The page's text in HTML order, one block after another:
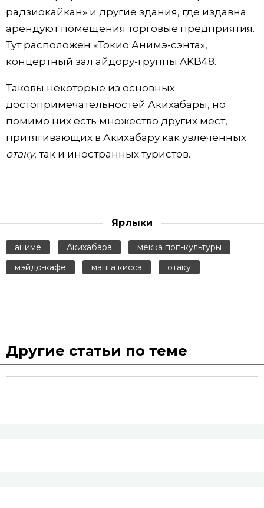
радзиокайкан» и другие здания, где издавна
арендуют помещения торговые предприятия.
Тут расположен «Токио Анимэ-сэнта»,
концертный зал айдору-группы AKB48.
Таковы некоторые из основных
достопримечательностей Акихабары, но
помимо них есть множество других мест,
притягивающих в Акихабару как увлечённых
отаку, так и иностранных туристов.
Ярлыки
аниме Акихабара
мекка поп-культуры
мэйдо-кафе
манга кисса отаку
Другие статьи по теме